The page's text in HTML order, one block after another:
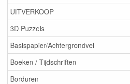
UITVERKOOP
3D Puzzels
Basispapier/Achtergrondvel
Boeken / Tijdschriften
Borduren